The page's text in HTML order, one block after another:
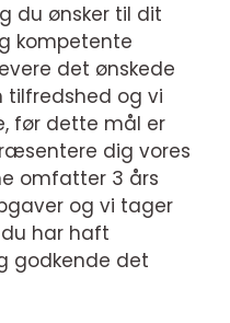
du ønsker til dit
kompetente
det ønskede
tilfredshed og vi
før dette mål er
dig vores
omfatter 3 års
og vi tager
har haft
godkende det